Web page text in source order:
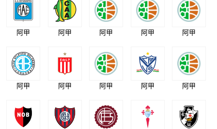
阿甲 阿甲 阿甲 阿甲 阿甲
阿甲 阿甲 阿甲 阿甲 阿甲